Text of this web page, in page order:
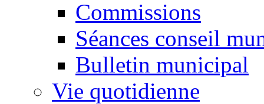
Commissions
Séances conseil
Bulletin municipal
Vie quotidienne